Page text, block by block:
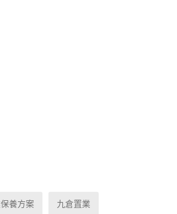
養方案 九倉置業